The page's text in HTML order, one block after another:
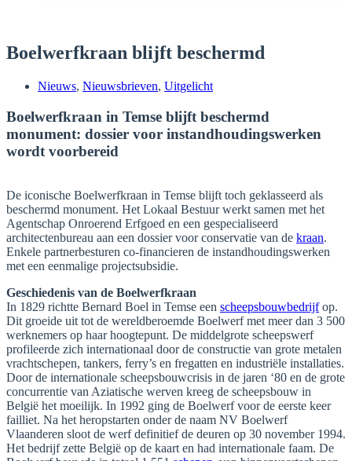
Boelwerfkraan blijft beschermd
Nieuws, Nieuwsbrieven, Uitgelicht
Boelwerfkraan in Temse blijft beschermd
monument: dossier voor instandhoudingswerken
wordt voorbereid
De iconische Boelwerfkraan in Temse blijft toch geklasseerd als
beschermd monument. Het Lokaal Bestuur werkt samen met het
Agentschap Onroerend Erfgoed en een gespecialiseerd
architectenbureau aan een dossier voor conservatie van de kraan.
Enkele partnerbesturen co-financieren de instandhoudingswerken
met een eenmalige projectsubsidie.
Geschiedenis van de Boelwerfkraan
In 1829 richtte Bernard Boel in Temse een scheepsbouwbedrijfop.
Dit groeide uit tot de wereldberoemde Boelwerf met meer dan 3 500
werknemers op haar hoogtepunt. De middelgrote scheepswerf
profileerde zich internationaal door de constructie van grote metalen
vrachtschepen, tankers, ferry’s en fregatten en industriële installaties.
Door de internationale scheepsbouwcrisis in de jaren ‘80 en de grote
concurrentie van Aziatische werven kreeg de scheepsbouw in
België het moeilijk. In 1992 ging de Boelwerf voor de eerste keer
failliet. Na het heropstarten onder de naam NV Boelwerf
Vlaanderen sloot de werf definitief de deuren op 30 november 1994.
Het bedrijf zette België op de kaart en had internationale faam. De